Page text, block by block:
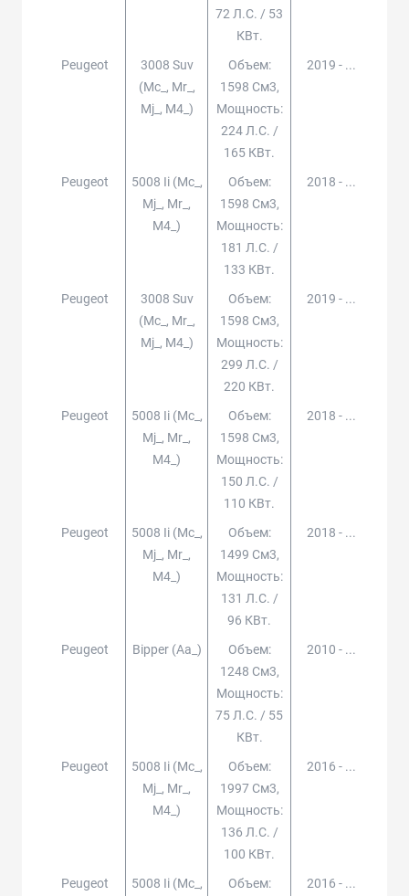
72 Л.с. / 53
КВт.
Peugeot
3008 Suv
(mc_, Mr_,
Mj_, M4_)
Объем:
1598 См3,
Мощность:
224 Л.с. /
165 КВт.
2019 - ...
Peugeot
5008 Ii (mc_,
Mj_, Mr_,
M4_)
Объем:
1598 См3,
Мощность:
181 Л.с. /
133 КВт.
2018 - ...
Peugeot
3008 Suv
(mc_, Mr_,
Mj_, M4_)
Объем:
1598 См3,
Мощность:
299 Л.с. /
220 КВт.
2019 - ...
Peugeot
5008 Ii (mc_,
Mj_, Mr_,
M4_)
Объем:
1598 См3,
Мощность:
150 Л.с. /
110 КВт.
2018 - ...
Peugeot
5008 Ii (mc_,
Mj_, Mr_,
M4_)
Объем:
1499 См3,
Мощность:
131 Л.с. /
96 КВт.
2018 - ...
Peugeot Bipper (aa_)
Объем:
1248 См3,
Мощность:
75 Л.с. / 55
КВт.
2010 - ...
Peugeot
5008 Ii (mc_,
Mj_, Mr_,
M4_)
Объем:
1997 См3,
Мощность:
136 Л.с. /
100 КВт.
2016 - ...
Peugeot
5008 Ii (mc_,
Объем:
2016 - ...